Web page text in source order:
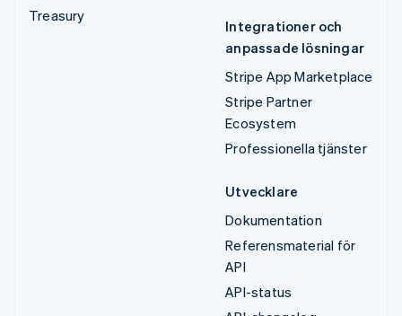
Treasury
Integrationer och
anpassade lösningar
Stripe App Marketplace
Stripe Partner
Ecosystem
Professionella tjänster
Utvecklare
Dokumentation
Referensmaterial för
API
API-status